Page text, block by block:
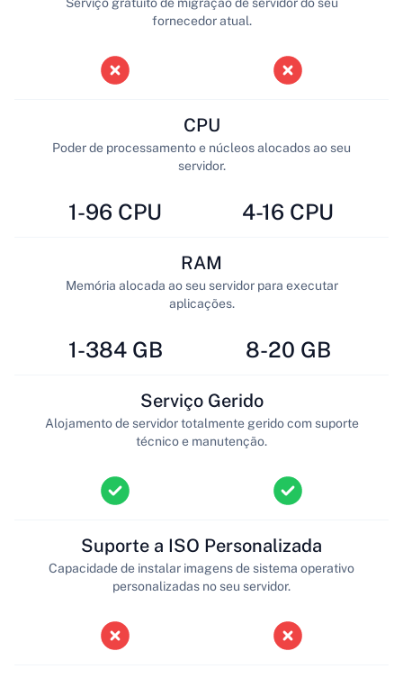
fornecedor atual.
1-96 CPU
CPU
Poder de processamento e núcleos alocados ao seu
servidor.
4-16 CPU
1-384 GB
RAM
Memória alocada ao seu servidor para executar
aplicações.
8-20 GB
Serviço Gerido
Alojamento de servidor totalmente gerido com suporte
técnico e manutenção.
Suporte a ISO Personalizada
Capacidade de instalar imagens de sistema operativo
personalizadas no seu servidor.